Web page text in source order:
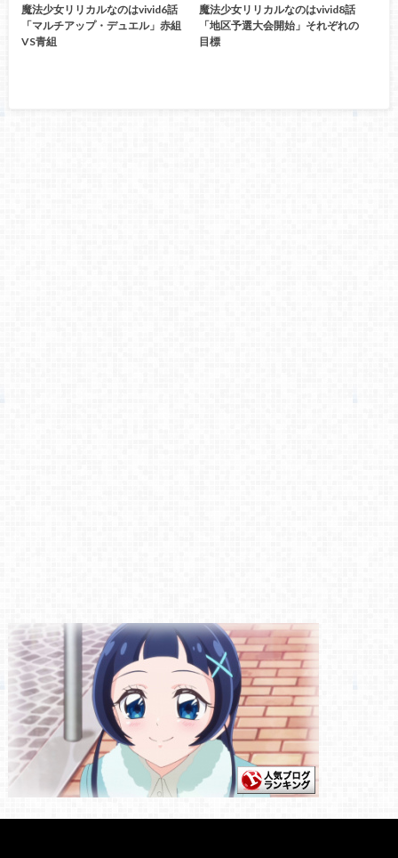
魔法少女リリカルなのはvivid6話
「マルチアップ・デュエル」赤組
VS青組
魔法少女リリカルなのはvivid8話
「地区予選大会開始」それぞれの
目標